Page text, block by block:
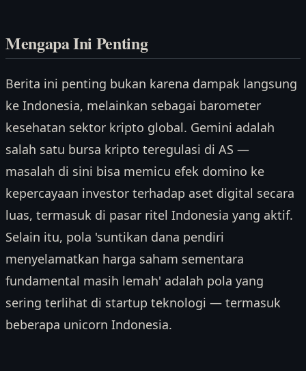
Mengapa Ini Penting
Berita ini penting bukan karena dampak langsung
ke Indonesia, melainkan sebagai barometer
kesehatan sektor kripto global. Gemini adalah
salah satu bursa kripto teregulasi di AS —
masalah di sini bisa memicu efek domino ke
kepercayaan investor terhadap aset digital secara
luas, termasuk di pasar ritel Indonesia yang aktif.
Selain itu, pola 'suntikan dana pendiri
menyelamatkan harga saham sementara
fundamental masih lemah' adalah pola yang
sering terlihat di startup teknologi — termasuk
beberapa unicorn Indonesia.